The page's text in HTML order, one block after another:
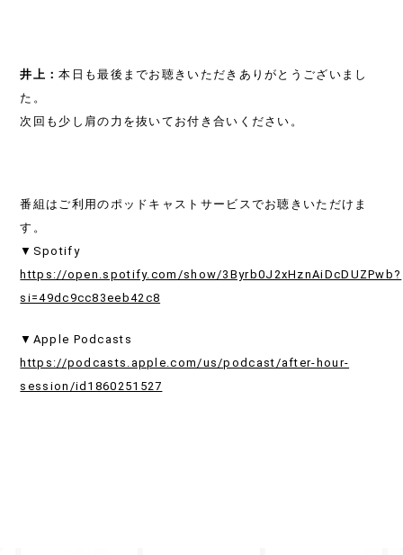
井上：本日も最後までお聴きいただきありがとうございまし
た。
次回も少し肩の力を抜いてお付き合いください。
番組はご利用のポッドキャストサービスでお聴きいただけま
す。
▼Spotify
https://open.spotify.com/show/3Byrb0J2xHznAiDcDUZPwb?
si=49dc9cc83eeb42c8
▼Apple Podcasts
https://podcasts.apple.com/us/podcast/after-hour-
session/id1860251527